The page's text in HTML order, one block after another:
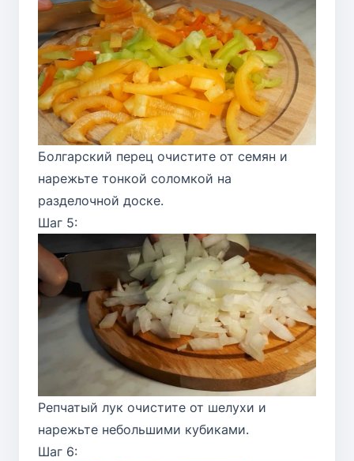
Болгарский перец очистите от семян и
нарежьте тонкой соломкой на
разделочной доске.
Шаг 5:
Репчатый лук очистите от шелухи и
нарежьте небольшими кубиками.
Шаг 6: